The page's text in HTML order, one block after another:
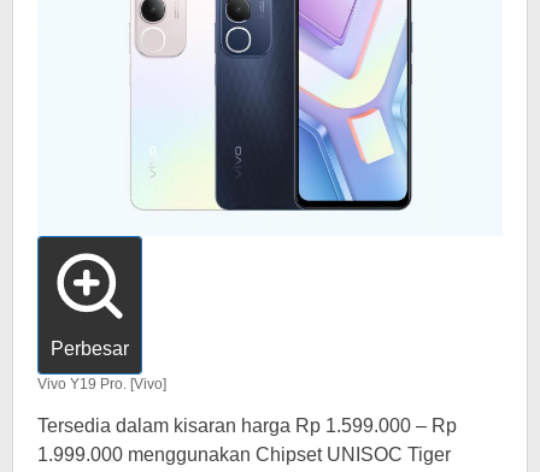
Perbesar
Vivo Y19 Pro. [Vivo]
Tersedia dalam kisaran harga Rp 1.599.000 – Rp
1.999.000 menggunakan Chipset UNISOC Tiger